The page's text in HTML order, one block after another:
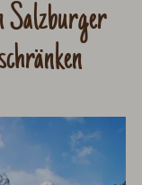
Salzburger